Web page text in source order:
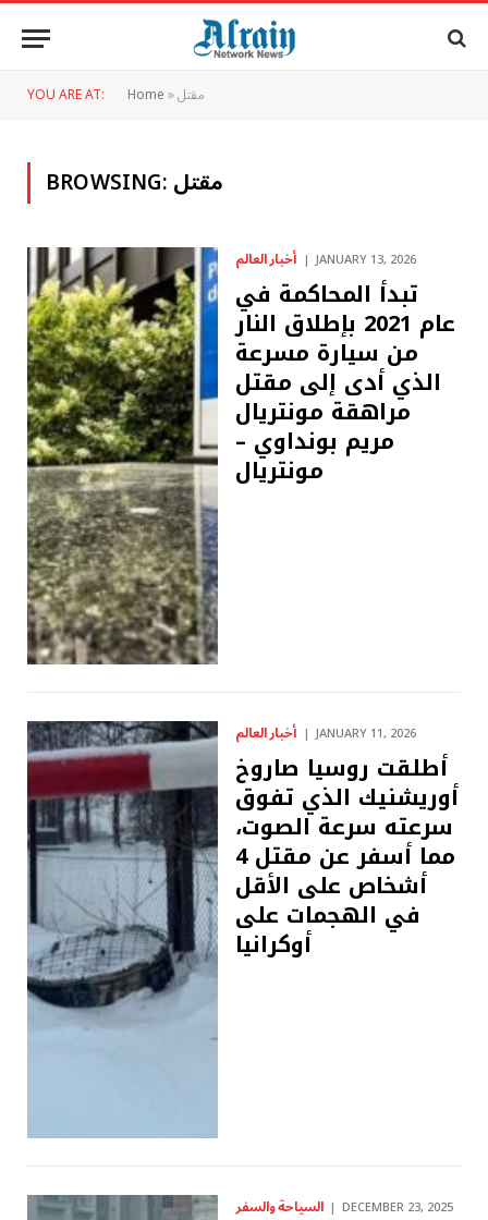
YOU ARE AT: Home»مقتل
BROWSING:مقتل
أخبار العالم JANUARY 13, 2026
تبدأ المحاكمة في
عام 2021 بإطلاق النار
من سيارة مسرعة
الذي أدى إلى مقتل
مراهقة مونتريال
مريم بونداوي –
مونتريال
أخبار العالم JANUARY 11, 2026
أطلقت روسيا صاروخ
أوريشنيك الذي تفوق
سرعته سرعة الصوت،
مما أسفر عن مقتل 4
أشخاص على الأقل
في الهجمات على
أوكرانيا
السياحة والسفر DECEMBER 23, 2025